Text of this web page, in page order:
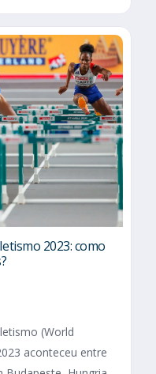
2023: como
(World
aconteceu entre